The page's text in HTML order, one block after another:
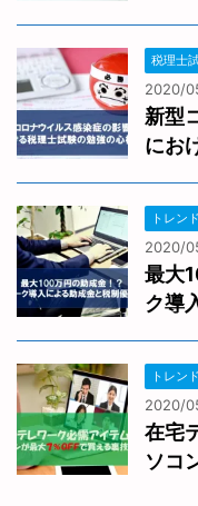
税理士
2020/
新型
にお
トレンド
2020/
最大
ク導
トレンド
2020/
在宅
ソコ